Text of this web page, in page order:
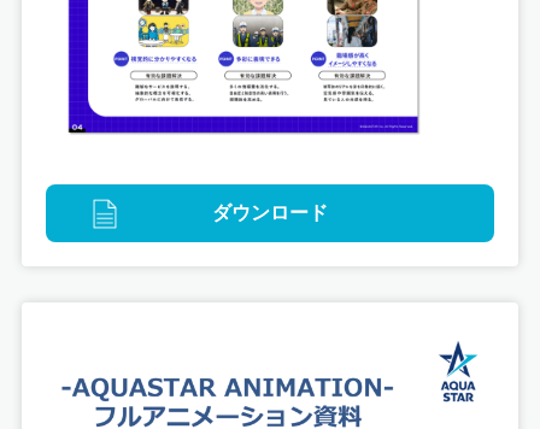
Fate/Grand Order 春の新米マスター応援キャンペ
ーン2023！
キャンペーン内イラスト
ダウンロード